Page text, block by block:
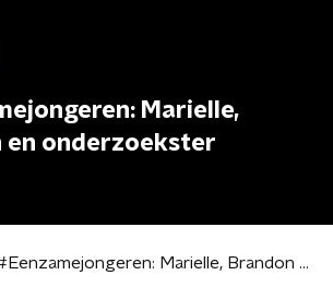
Marielle,
en onderzoekster
#Eenzamejongeren: Marielle, Brandon en onderzoekster Maaike.